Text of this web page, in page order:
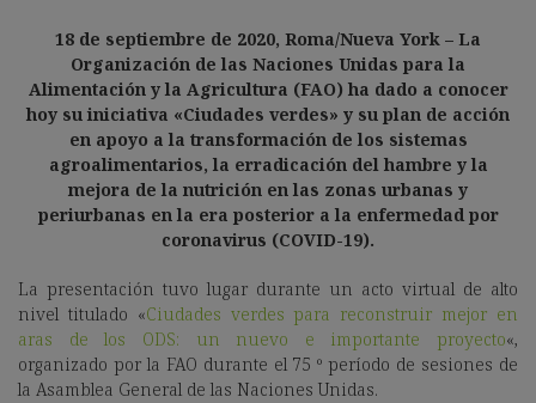
18 de septiembre de 2020, Roma/Nueva York – La
Organización de las Naciones Unidas para la
Alimentación y la Agricultura (FAO) ha dado a conocer
hoy su iniciativa «Ciudades verdes» y su plan de acción
en apoyo a la transformación de los sistemas
agroalimentarios, la erradicación del hambre y la
mejora de la nutrición en las zonas urbanas y
periurbanas en la era posterior a la enfermedad por
coronavirus (COVID-19).
La presentación tuvo lugar durante un acto virtual de alto
nivel titulado «Ciudades verdes para reconstruir mejor en
aras de los ODS: un nuevo e importante proyecto«,
organizado por la FAO durante el 75 º período de sesiones de
la Asamblea General de las Naciones Unidas.